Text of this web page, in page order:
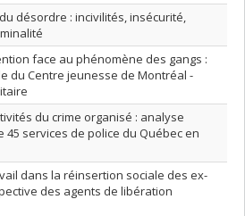
désordre : incivilités, insécurité,
face au phénomène des gangs :
du Centre jeunesse de Montréal -
du crime organisé : analyse
45 services de police du Québec en
dans la réinsertion sociale des ex-
des agents de libération